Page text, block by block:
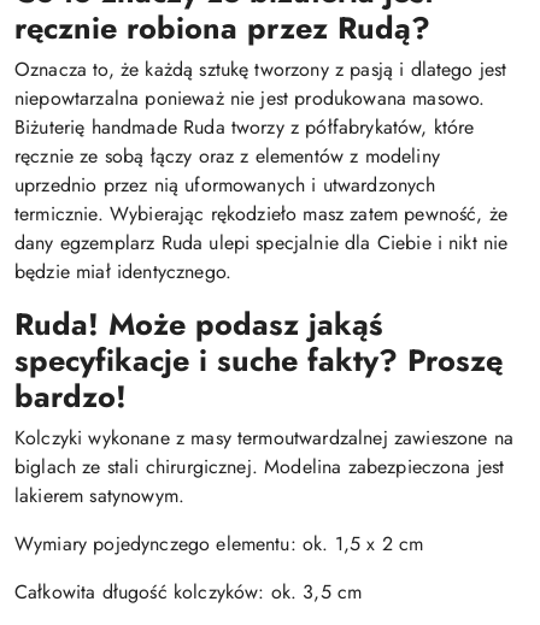
ręcznie robiona przez Rudą?
Oznacza to, że każdą sztukę tworzony z pasją i dlatego jest
niepowtarzalna ponieważ nie jest produkowana masowo.
Biżuterię handmade Ruda tworzy z półfabrykatów, które
ręcznie ze sobą łączy oraz z elementów z modeliny
uprzednio przez nią uformowanych i utwardzonych
termicznie. Wybierając rękodzieło masz zatem pewność, że
dany egzemplarz Ruda ulepi specjalnie dla Ciebie i nikt nie
będzie miał identycznego.
Ruda! Może podasz jakąś
specyfikacje i suche fakty? Proszę
bardzo!
Kolczyki wykonane z masy termoutwardzalnej zawieszone na
biglach ze stali chirurgicznej. Modelina zabezpieczona jest
lakierem satynowym.
Wymiary pojedynczego elementu: ok. 1,5 x 2 cm
Całkowita długość kolczyków: ok. 3,5 cm